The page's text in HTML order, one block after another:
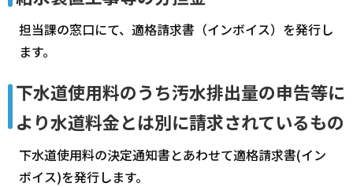
担当課の窓口にて、適格請求書（インボイス）を発行し
ます。
下水道使用料のうち汚水排出量の申告等に
より水道料金とは別に請求されているもの
下水道使用料の決定通知書とあわせて適格請求書(イン
ボイス)を発行します。